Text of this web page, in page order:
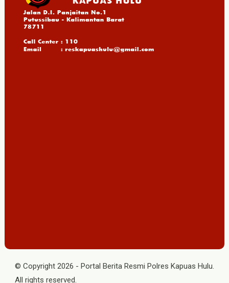
© Copyright 2026 - Portal Berita Resmi Polres Kapuas Hulu.
All rights reserved.